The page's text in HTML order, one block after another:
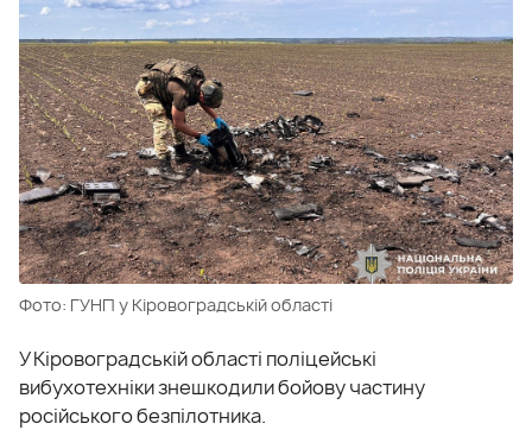
Фото: ГУНП у Кіровоградській області
УКіровоградськійобласті поліцейські
вибухотехнікизнешкодилибойовучастину
російськогобезпілотника.